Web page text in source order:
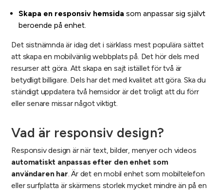
Skapa en responsiv hemsida som anpassar sig självt
beroende på enhet.
Det sistnämnda är idag det i särklass mest populära sättet
att skapa en mobilvänlig webbplats på. Det hör dels med
resurser att göra. Att skapa en sajt istället för två är
betydligt billigare. Dels har det med kvalitet att göra. Ska du
ständigt uppdatera två hemsidor är det troligt att du förr
eller senare missar något viktigt.
Vad är responsiv design?
Responsiv design är när text, bilder, menyer och videos
automatiskt anpassas efter den enhet som
användaren har. Är det en mobil enhet som mobiltelefon
eller surfplatta är skärmens storlek mycket mindre än på en